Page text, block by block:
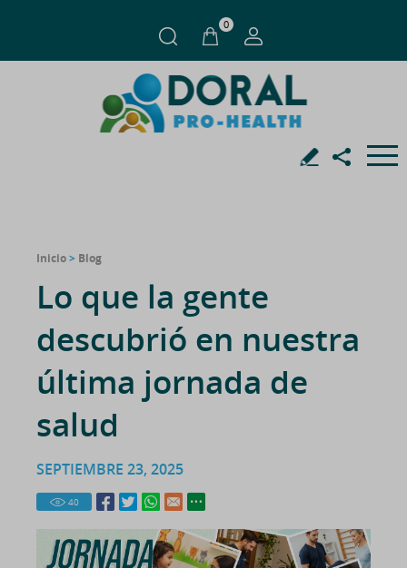
0
Inicio> Blog
Lo que la gente
descubrió en nuestra
última jornada de
salud
SEPTIEMBRE 23, 2025
40